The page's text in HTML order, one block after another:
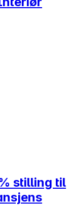
stilling til